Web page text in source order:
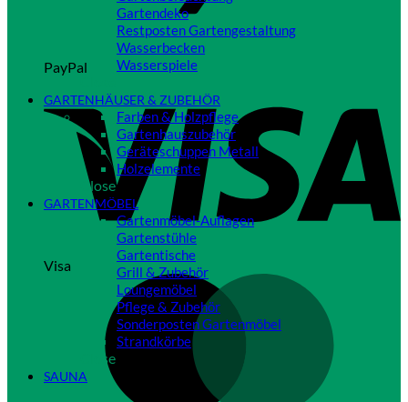
PayPal
Visa
Gartendeko
Restposten Gartengestaltung
Wasserbecken
Wasserspiele
GARTENHÄUSER & ZUBEHÖR
Farben & Holzpflege
Gartenhauszubehör
Geräteschuppen Metall
Holzelemente
Close
GARTENMÖBEL
Gartenmöbel-Auflagen
Gartenstühle
Gartentische
Grill & Zubehör
Loungemöbel
Pflege & Zubehör
Sonderposten Gartenmöbel
Strandkörbe
Close
SAUNA